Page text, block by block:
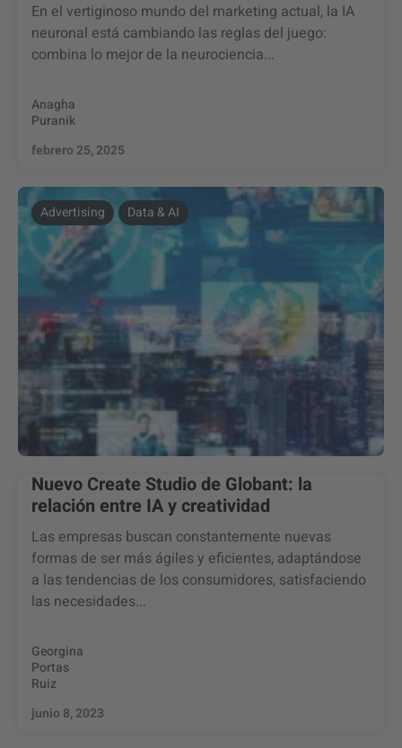
En el vertiginoso mundo del marketing actual, la IA
neuronal está cambiando las reglas del juego:
combina lo mejor de la neurociencia...
Anagha
Puranik
febrero 25, 2025
Advertising Data & AI
Nuevo Create Studio de Globant: la
relación entre IA y creatividad
Las empresas buscan constantemente nuevas
formas de ser más ágiles y eficientes, adaptándose
a las tendencias de los consumidores, satisfaciendo
las necesidades...
Georgina
Portas
Ruiz
junio 8, 2023